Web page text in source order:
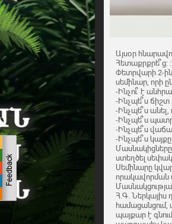
Այսօր
Հետաքրքրե՞ց:
Փետրվարի 2-
սեմինար, որի
-Ինչու՞ է
-Ինչպե՞ս
-Ինչպե՞ս
-Ինչպե՞ս
-Ինչպե՞ս
-Ինչպե՞ս
ստեղծել
Սեմինարը
որակավորման
Հ.Գ. Ներկայիս
համացանցում,
պայքար է